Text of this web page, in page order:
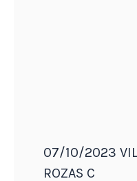
07/10/2023
ROZAS C